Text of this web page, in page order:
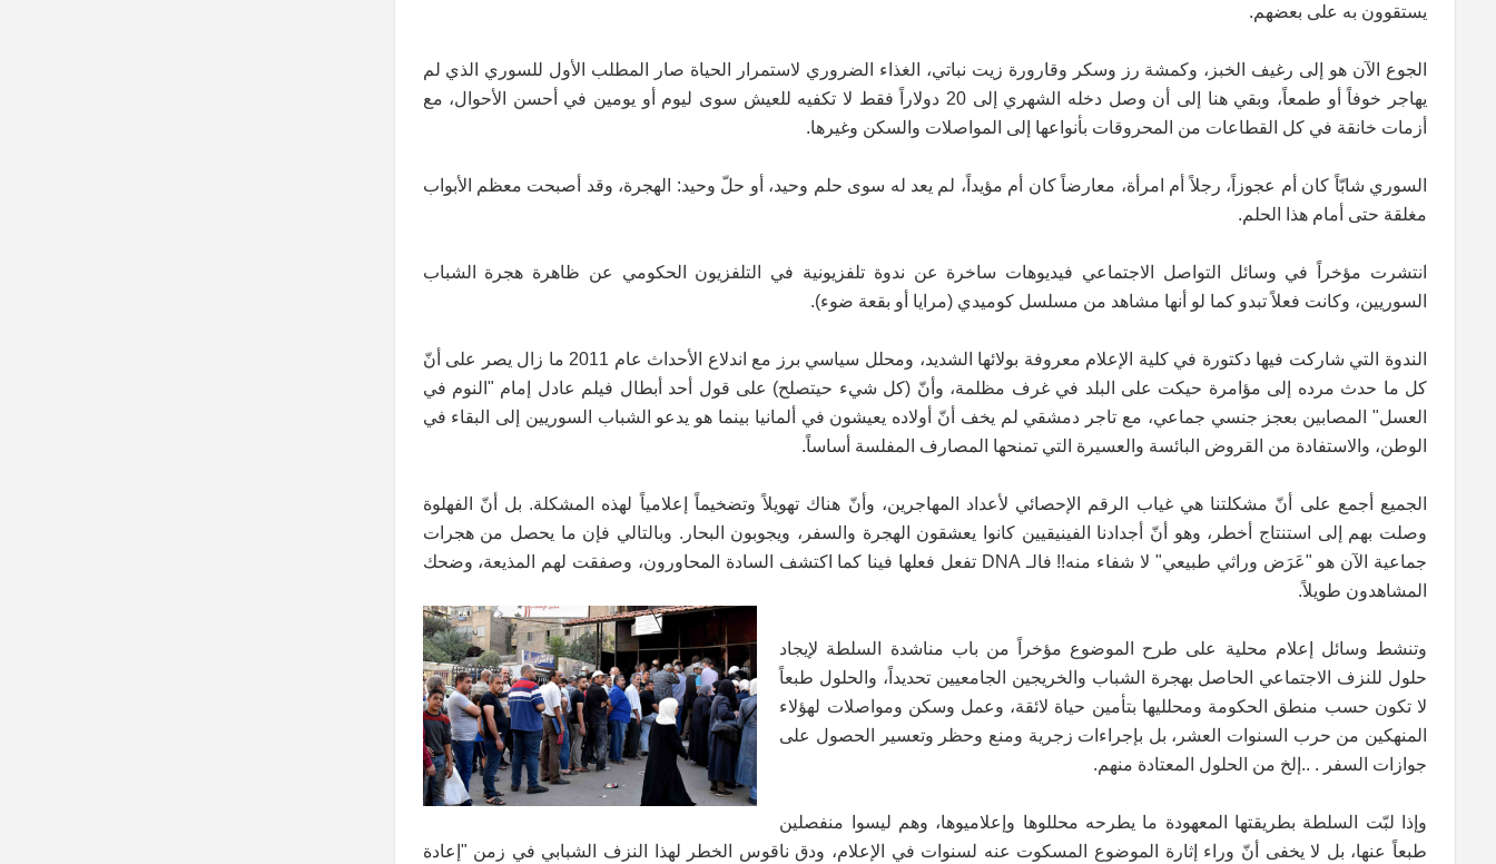
يستقوون به على بعضهم.
الجوع الآن هو إلى رغيف الخبز، وكمشة رز وسكر وقارورة زيت نباتي، الغذاء الضروري لاستمرار الحياة صار المطلب الأول للسوري الذي لم
يهاجر خوفاً أو طمعاً، وبقي هنا إلى أن وصل دخله الشهري إلى 20 دولاراً فقط لا تكفيه للعيش سوى ليوم أو يومين في أحسن الأحوال، مع
أزمات خانقة في كل القطاعات من المحروقات بأنواعها إلى المواصلات والسكن وغيرها.
السوري شابّاً كان أم عجوزاً، رجلاً أم امرأة، معارضاً كان أم مؤيداً، لم يعد له سوى حلم وحيد، أو حلّ وحيد: الهجرة، وقد أصبحت معظم الأبواب
مغلقة حتى أمام هذا الحلم.
انتشرت مؤخراً في وسائل التواصل الاجتماعي فيديوهات ساخرة عن ندوة تلفزيونية في التلفزيون الحكومي عن ظاهرة هجرة الشباب
السوريين، وكانت فعلاً تبدو كما لو أنها مشاهد من مسلسل كوميدي (مرايا أو بقعة ضوء).
الندوة التي شاركت فيها دكتورة في كلية الإعلام معروفة بولائها الشديد، ومحلل سياسي برز مع اندلاع الأحداث عام 2011 ما زال يصر على أنّ
كل ما حدث مرده إلى مؤامرة حيكت على البلد في غرف مظلمة، وأنّ (كل شيء حيتصلح) على قول أحد أبطال فيلم عادل إمام "النوم في
العسل" المصابين بعجز جنسي جماعي، مع تاجر دمشقي لم يخف أنّ أولاده يعيشون في ألمانيا بينما هو يدعو الشباب السوريين إلى البقاء في
الوطن، والاستفادة من القروض البائسة والعسيرة التي تمنحها المصارف المفلسة أساساً.
الجميع أجمع على أنّ مشكلتنا هي غياب الرقم الإحصائي لأعداد المهاجرين، وأنّ هناك تهويلاً وتضخيماً إعلامياً لهذه المشكلة. بل أنّ الفهلوة
وصلت بهم إلى استنتاج أخطر، وهو أنّ أجدادنا الفينيقيين كانوا يعشقون الهجرة والسفر، ويجوبون البحار. وبالتالي فإن ما يحصل من هجرات
جماعية الآن هو "عَرَض وراثي طبيعي" لا شفاء منه!! فالـ DNA تفعل فعلها فينا كما اكتشف السادة المحاورون، وصفقت لهم المذيعة، وضحك
المشاهدون طويلاً.
وتنشط وسائل إعلام محلية على طرح الموضوع مؤخراً من باب مناشدة السلطة لإيجاد
حلول للنزف الاجتماعي الحاصل بهجرة الشباب والخريجين الجامعيين تحديداً، والحلول طبعاً
لا تكون حسب منطق الحكومة ومحلليها بتأمين حياة لائقة، وعمل وسكن ومواصلات لهؤلاء
المنهكين من حرب السنوات العشر، بل بإجراءات زجرية ومنع وحظر وتعسير الحصول على
جوازات السفر . ..إلخ من الحلول المعتادة منهم.
وإذا لبّت السلطة بطريقتها المعهودة ما يطرحه محللوها وإعلاميوها، وهم ليسوا منفصلين
طبعاً عنها، بل لا يخفى أنّ وراء إثارة الموضوع المسكوت عنه لسنوات في الإعلام، ودق ناقوس الخطر لهذا النزف الشبابي في زمن "إعادة